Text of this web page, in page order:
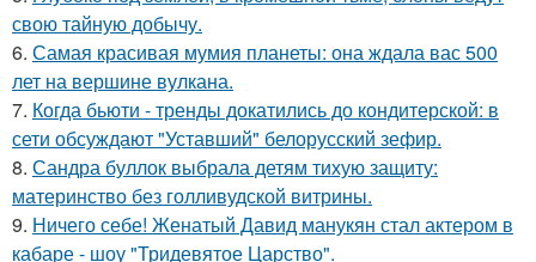
свою тайную добычу.
6. Самая красивая мумия планеты: она ждала вас 500
лет на вершине вулкана.
7. Когда бьюти - тренды докатились до кондитерской: в
сети обсуждают "Уставший" белорусский зефир.
8. Сандра буллок выбрала детям тихую защиту:
материнство без голливудской витрины.
9. Ничего себе! Женатый Давид манукян стал актером в
кабаре - шоу "Тридевятое Царство".